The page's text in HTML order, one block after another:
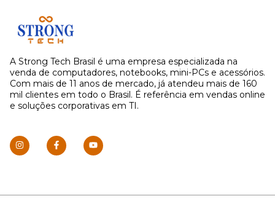
A Strong Tech Brasil é uma empresa especializada na
venda de computadores, notebooks, mini-PCs e acessórios.
Com mais de 11 anos de mercado, já atendeu mais de 160
mil clientes em todo o Brasil. É referência em vendas online
e soluções corporativas em TI.